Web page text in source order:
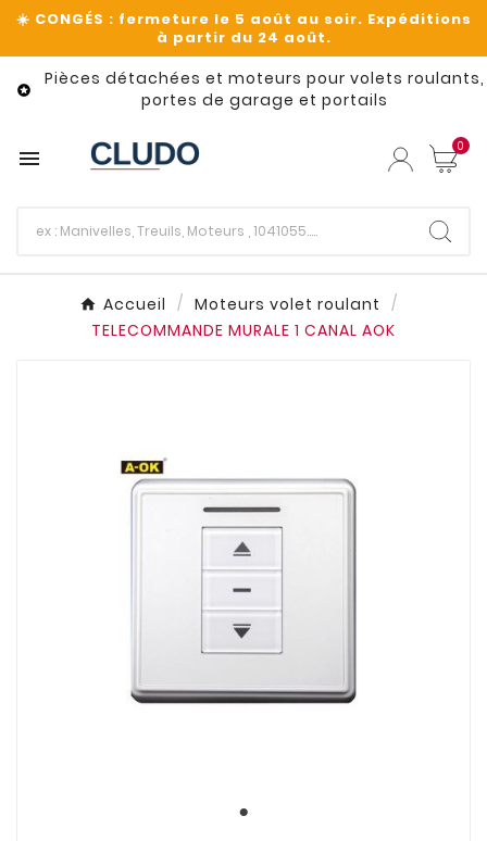

Pièces détachées et moteurs pour volets roulants,
portes de garage et portails
 0
Accueil
Moteurs volet roulant
TELECOMMANDE MURALE 1 CANAL AOK